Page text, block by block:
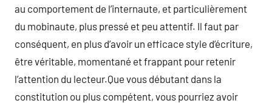
au comportement de l’internaute, et particulièrement
du mobinaute, plus pressé et peu attentif. Il faut par
conséquent, en plus d’avoir un efficace style d’écriture,
être véritable, momentané et frappant pour retenir
l’attention du lecteur.Que vous débutant dans la
constitution ou plus compétent, vous pourriez avoir